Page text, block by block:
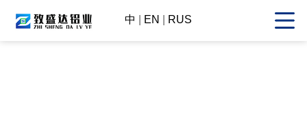
中 EN RUS